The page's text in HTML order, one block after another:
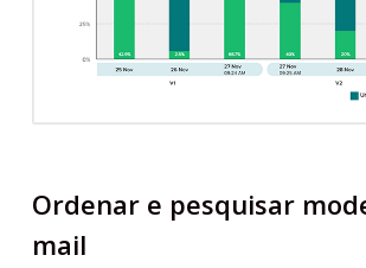
Ordenar e pesquisar
mail